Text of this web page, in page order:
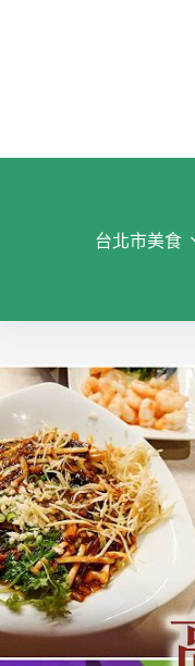
台北市美食